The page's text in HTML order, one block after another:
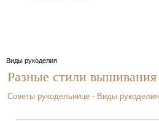
Виды рукоделия
Разные стили вышивания
Советы рукодельнице - Виды рукоделия